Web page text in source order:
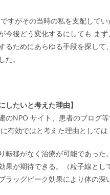
すがその当時の私を支配して
今後どう変化するにしても ま
るためにあらゆる手段を探し
。
したいと考えた理由】
NPO サイト、患者のブログ
有効ではと考えた理由としては
転移がなく治療が可能であった。
果が期待できる。（粒子線とし
ラッグピーク効果により体の深